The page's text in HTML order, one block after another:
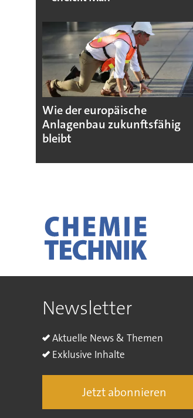
Wie der europäische
Anlagenbau zukunftsfähig
bleibt
Newsletter
Aktuelle News & Themen
Exklusive Inhalte
Jetzt abonnieren